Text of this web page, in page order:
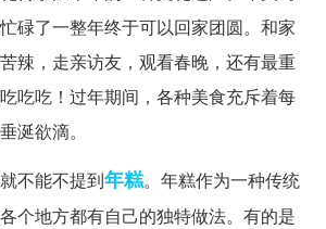
碌了一整年终于可以回家团圆。和家
辣，走亲访友，观看春晚，还有最重
吃吃！过年期间，各种美食充斥着每
涎欲滴。
不能不提到年糕。年糕作为一种传统
个地方都有自己的独特做法。有的是